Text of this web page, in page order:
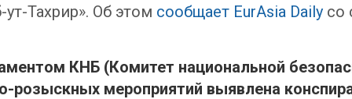
Тахрир». Об этом сообщает EurAsia Daily со
КНБ (Комитет национальной
мероприятий выявлена